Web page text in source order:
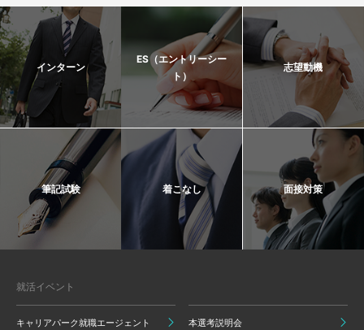
インターン
ES（エントリーシー
ト）
志望動機
筆記試験 着こなし 面接対策
就活イベント
キャリアパーク就職エージェント 本選考説明会